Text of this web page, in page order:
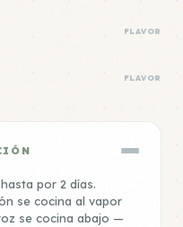
FLAVOR
FLAVOR
por 2 días.
se cocina al vapor
se cocina abajo —